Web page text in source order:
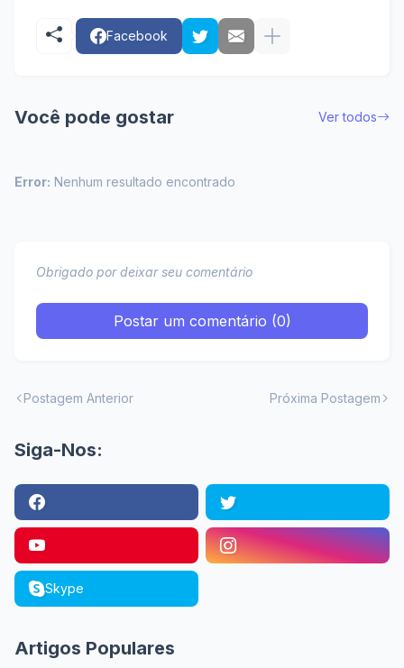
Facebook
Você pode gostar Ver todos
Error: Nenhum resultado encontrado
Obrigado por deixar seu comentário
Postar um comentário (0)
Postagem Anterior Próxima Postagem
Siga-Nos:
Skype
Artigos Populares